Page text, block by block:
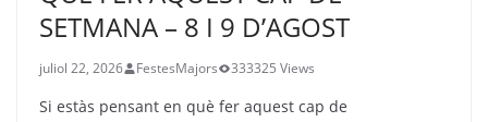
SETMANA – 8 I 9 D’AGOST
juliol 22, 2026 FestesMajors 333325 Views
Si estàs pensant en què fer aquest cap de